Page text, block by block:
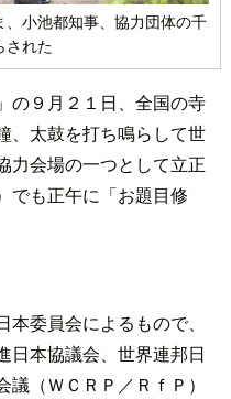
小池都知事、協力団体の千
された
の９月２１日、全国の寺
、太鼓を打ち鳴らして世
力会場の一つとして立正
でも正午に「お題目修
委員会によるもので、
日本協議会、世界連邦日
（ＷＣＲＰ／ＲｆＰ）